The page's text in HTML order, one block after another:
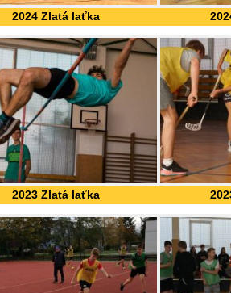
2024 Zlatá laťka
2023 Zlatá laťka